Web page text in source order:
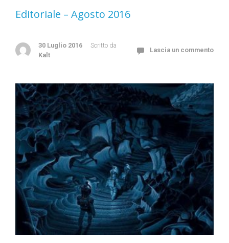
Editoriale – Agosto 2016
30 Luglio 2016
Scritto da
Kalt
Lascia un commento